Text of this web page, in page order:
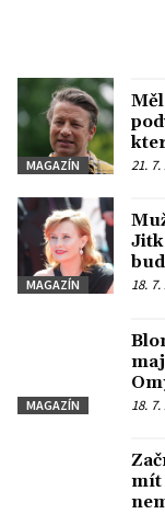
MAGAZÍN 21. 7.
MAGAZÍN 18. 7.
MAGAZÍN 18.
mít